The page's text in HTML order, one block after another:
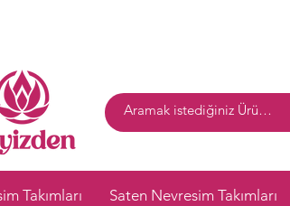
Takımları Saten Nevresim Takımları